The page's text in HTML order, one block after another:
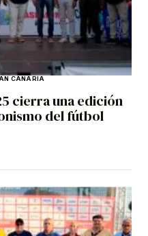
CANARIA
cierra una edición
del fútbol